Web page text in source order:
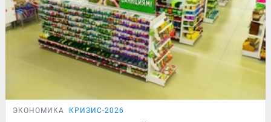
ЭКОНОМИКА КРИЗИС-2026